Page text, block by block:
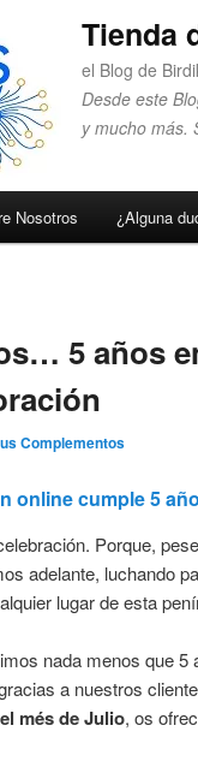
Tienda
el Blog de
Desde este
y mucho más.
Nosotros ¿Alguna
5 años
Complementos
online cumple 5
Porque,
adelante, luchando
lugar de esta
nada menos que
a nuestros
més de Julio, os